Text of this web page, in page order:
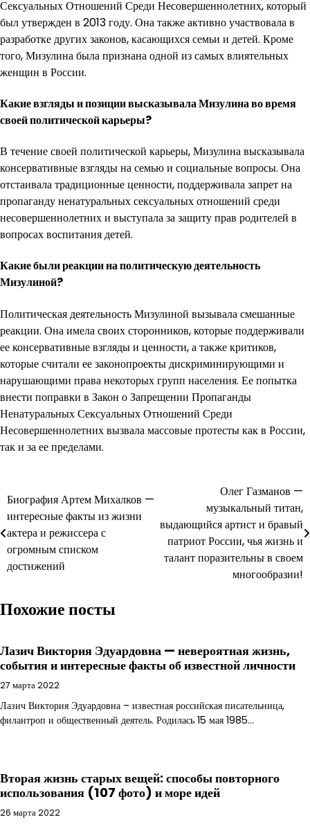
Сексуальных Отношений Среди Несовершеннолетних, который
был утвержден в 2013 году. Она также активно участвовала в
разработке других законов, касающихся семьи и детей. Кроме
того, Мизулина была признана одной из самых влиятельных
женщин в России.
Какие взгляды и позиции высказывала Мизулина во время
своей политической карьеры?
В течение своей политической карьеры, Мизулина высказывала
консервативные взгляды на семью и социальные вопросы. Она
отстаивала традиционные ценности, поддерживала запрет на
пропаганду ненатуральных сексуальных отношений среди
несовершеннолетних и выступала за защиту прав родителей в
вопросах воспитания детей.
Какие были реакции на политическую деятельность
Мизулиной?
Политическая деятельность Мизулиной вызывала смешанные
реакции. Она имела своих сторонников, которые поддерживали
ее консервативные взгляды и ценности, а также критиков,
которые считали ее законопроекты дискриминирующими и
нарушающими права некоторых групп населения. Ее попытка
внести поправки в Закон о Запрещении Пропаганды
Ненатуральных Сексуальных Отношений Среди
Несовершеннолетних вызвала массовые протесты как в России,
так и за ее пределами.
Навигация
по
записям
Биография Артем Михалков —
интересные факты из жизни
актера и режиссера с
огромным списком
достижений
Олег Газманов —
музыкальный титан,
выдающийся артист и бравый
патриот России, чья жизнь и
талант поразительны в своем
многообразии!
Похожие посты
Лазич Виктория Эдуардовна — невероятная жизнь,
события и интересные факты об известной личности
27 марта 2022
Лазич Виктория Эдуардовна – известная российская писательница,
филантроп и общественный деятель. Родилась 15 мая 1985…
Вторая жизнь старых вещей: способы повторного
использования (107 фото) и море идей
26 марта 2022